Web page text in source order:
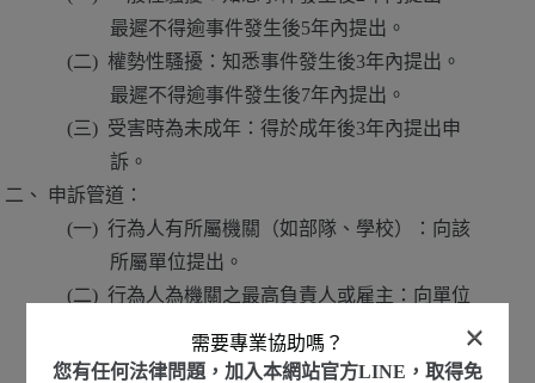
最遲不得逾事件發生後5年內提出。
權勢性騷擾：知悉事件發生後3年內提出。
最遲不得逾事件發生後7年內提出。
受害時為未成年：得於成年後3年內提出申
訴。
申訴管道：
行為人有所屬機關（如部隊、學校）：向該
所屬單位提出。
行為人為機關之最高負責人或雇主：向單位
所在地之直轄市、縣（市）主管機關提
出。
需要專業協助嗎？
您有任何法律問題，加入本網站官方LINE，取得免
×